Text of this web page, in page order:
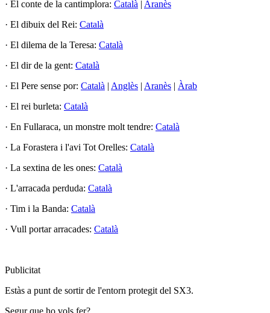
· El conte de la cantimplora: Català | Aranès
· El dibuix del Rei: Català
· El dilema de la Teresa: Català
· El dir de la gent: Català
· El Pere sense por: Català | Anglès | Aranès | Àrab
· El rei burleta: Català
· En Fullaraca, un monstre molt tendre: Català
· La Forastera i l'avi Tot Orelles: Català
· La sextina de les ones: Català
· L'arracada perduda: Català
· Tim i la Banda: Català
· Vull portar arracades: Català
Publicitat
Estàs a punt de sortir de l'entorn protegit del SX3.
Segur que ho vols fer?